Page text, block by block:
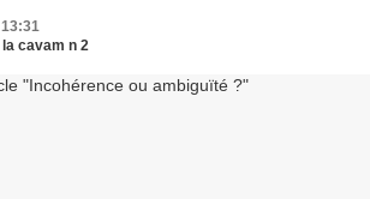
la cavam n 2